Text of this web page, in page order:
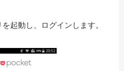
起動し、ログインします。